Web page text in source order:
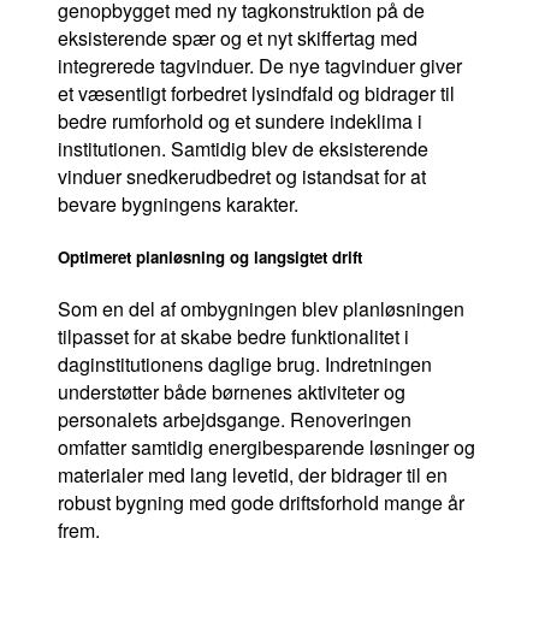
genopbygget med ny tagkonstruktion på de
eksisterende spær og et nyt skiffertag med
integrerede tagvinduer. De nye tagvinduer giver
et væsentligt forbedret lysindfald og bidrager til
bedre rumforhold og et sundere indeklima i
institutionen. Samtidig blev de eksisterende
vinduer snedkerudbedret og istandsat for at
bevare bygningens karakter.
Optimeret planløsning og langsigtet drift
Som en del af ombygningen blev planløsningen
tilpasset for at skabe bedre funktionalitet i
daginstitutionens daglige brug. Indretningen
understøtter både børnenes aktiviteter og
personalets arbejdsgange. Renoveringen
omfatter samtidig energibesparende løsninger og
materialer med lang levetid, der bidrager til en
robust bygning med gode driftsforhold mange år
frem.